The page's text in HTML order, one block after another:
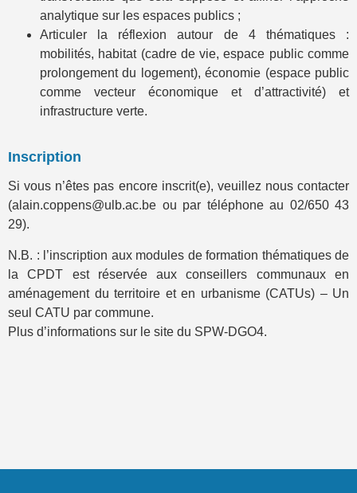
analytique sur les espaces publics ;
Articuler la réflexion autour de 4 thématiques :
mobilités, habitat (cadre de vie, espace public comme
prolongement du logement), économie (espace public
comme vecteur économique et d’attractivité) et
infrastructure verte.
Inscription
Si vous n’êtes pas encore inscrit(e), veuillez nous contacter
(alain.coppens@ulb.ac.be ou par téléphone au 02/650 43
29).
N.B. : l’inscription aux modules de formation thématiques de
la CPDT est réservée aux conseillers communaux en
aménagement du territoire et en urbanisme (CATUs) – Un
seul CATU par commune.
Plus d’informations sur le site du SPW-DGO4.